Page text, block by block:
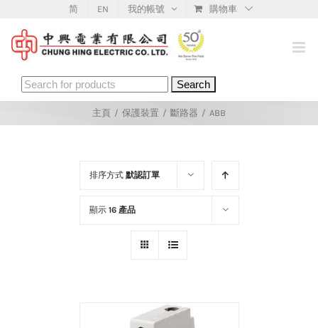
content
简 EN 我的帳號 購物車
Search
for:
主頁 / 保護裝置 / 斷路器 / ABB
排序方式 默認訂單
顯示 16 產品